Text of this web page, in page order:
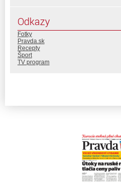
Odkazy
Fotky
Pravda.sk
Recepty
Šport
TV program